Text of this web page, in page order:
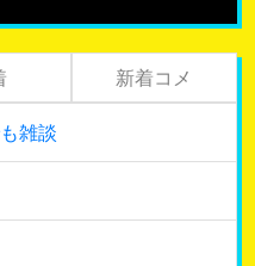
新着コメ
雑談